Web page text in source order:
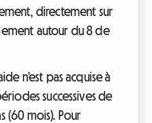
directement sur
autour du 8 de
n'est pas acquise à
successives de
(60 mois). Pour